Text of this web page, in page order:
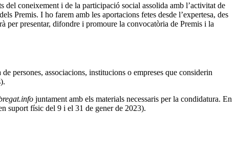
coneixement i de la participació social assolida amb l’activitat de
Premis. I ho farem amb les aportacions fetes desde l’expertesa, des
per presentar, difondre i promoure la convocatòria de Premis i la
persones, associacions, institucions o empreses que considerin
juntament amb els materials necessaris per la condidatura. En
suport físic del 9 i el 31 de gener de 2023).